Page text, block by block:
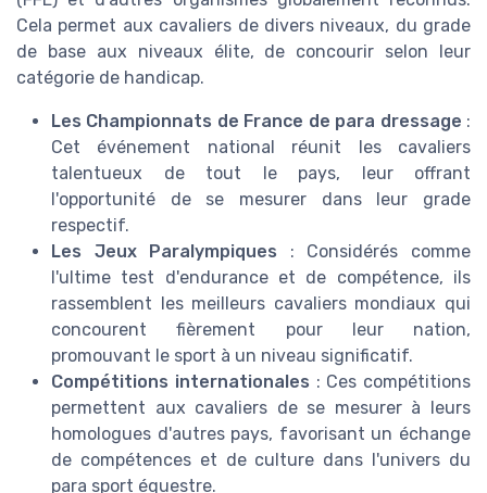
Cela permet aux cavaliers de divers niveaux, du grade
de base aux niveaux élite, de concourir selon leur
catégorie de handicap.
Les Championnats de France de para dressage :
Cet événement national réunit les cavaliers
talentueux de tout le pays, leur offrant
l'opportunité de se mesurer dans leur grade
respectif.
Les Jeux Paralympiques : Considérés comme
l'ultime test d'endurance et de compétence, ils
rassemblent les meilleurs cavaliers mondiaux qui
concourent fièrement pour leur nation,
promouvant le sport à un niveau significatif.
Compétitions internationales : Ces compétitions
permettent aux cavaliers de se mesurer à leurs
homologues d'autres pays, favorisant un échange
de compétences et de culture dans l'univers du
para sport équestre.